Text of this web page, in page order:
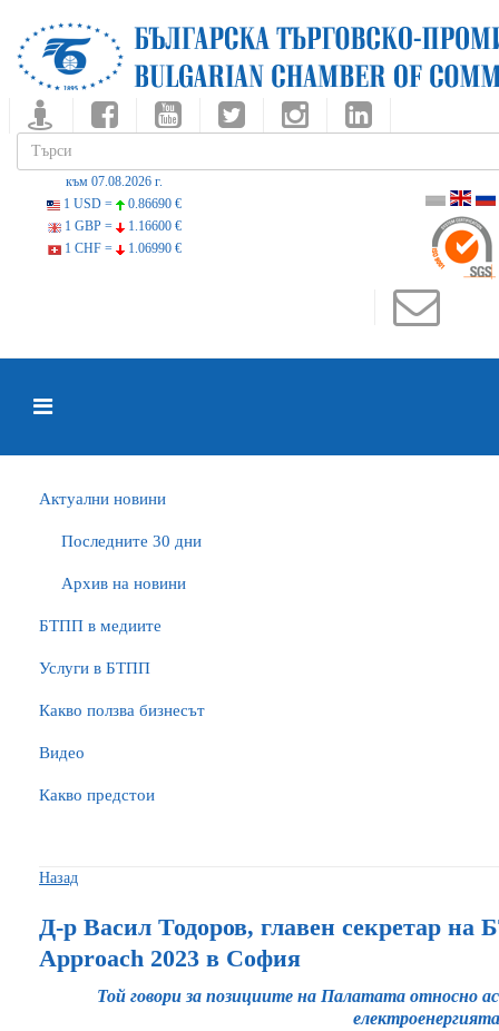
към 07.08.2026 г.
1 USD =
0.86690 €
1 GBP =
1.16600 €
1 CHF =
1.06990 €
Актуални новини
Последните 30 дни
Архив на новини
БTПП в медиите
Услуги в БТПП
Какво ползва бизнесът
Видео
Какво предстои
Назад
Д-р Васил Тодоров, главен секретар на
Approach 2023 в София
Той говори за позициите на Палатата относно
електроенергията